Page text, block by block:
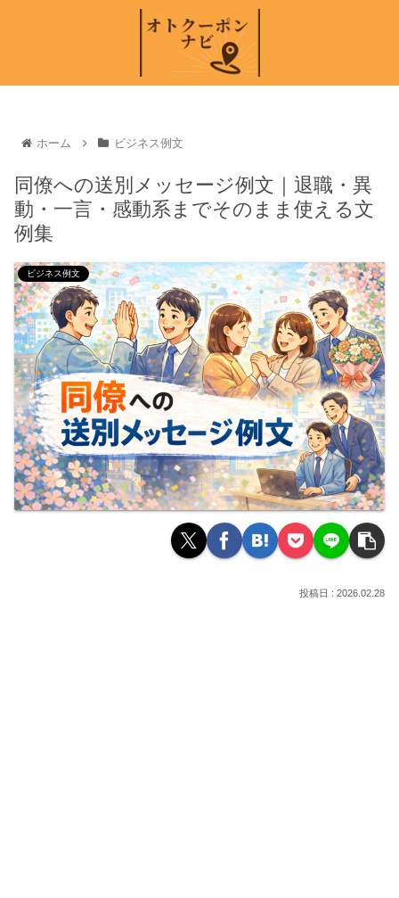
ホーム ビジネス例文
同僚への送別メッセージ例文｜退職・異
動・一言・感動系までそのまま使える文
例集
ビジネス例文
2026.02.28